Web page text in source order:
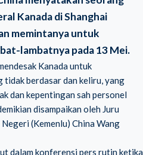
Kanada di Shanghai
memintanya untuk
lambatnya pada 13 Mei.
Kanada untuk
tidak berdasar dan keliru, yang
dan kepentingan sah personel
disampaikan oleh Juru
(Kemenlu) China Wang
dalam konferensi pers rutin ketika